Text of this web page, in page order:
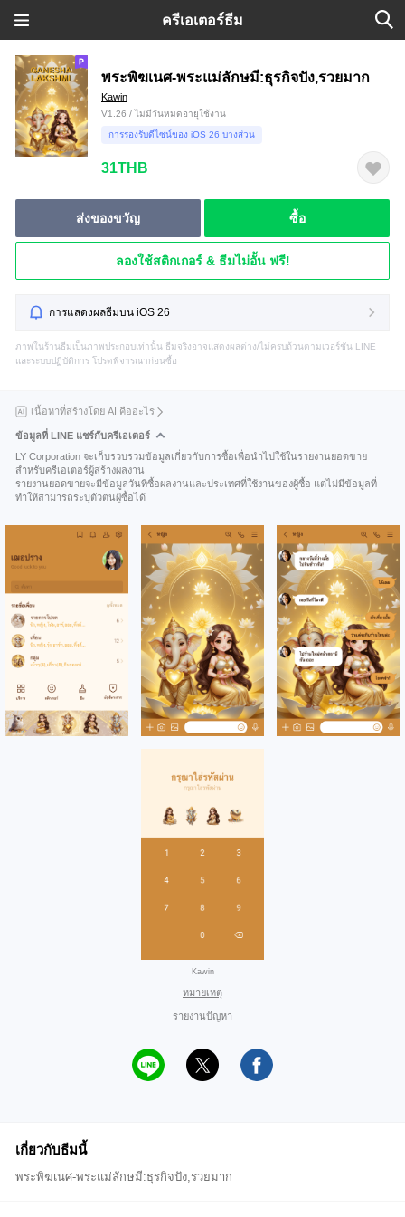
ครีเอเตอร์ธีม
พระพิฆเนศ-พระแม่ลักษมี:ธุรกิจปัง,รวยมาก
Kawin
V1.26 / ไม่มีวันหมดอายุใช้งาน
การรองรับดีไซน์ของ iOS 26 บางส่วน
31THB
ส่งของขวัญ ซื้อ
ลองใช้สติกเกอร์ & ธีมไม่อั้น ฟรี!
การแสดงผลธีมบน iOS 26
ภาพในร้านธีมเป็นภาพประกอบเท่านั้น ธีมจริงอาจแสดงผลต่าง/ไม่ครบถ้วนตามเวอร์ชัน LINE
และระบบปฏิบัติการ โปรดพิจารณาก่อนซื้อ
เนื้อหาที่สร้างโดย AI คืออะไร
ข้อมูลที่ LINE แชร์กับครีเอเตอร์
LY Corporation จะเก็บรวบรวมข้อมูลเกี่ยวกับการซื้อเพื่อนำไปใช้ในรายงานยอดขาย
สำหรับครีเอเตอร์ผู้สร้างผลงาน
รายงานยอดขายจะมีข้อมูลวันที่ซื้อผลงานและประเทศที่ใช้งานของผู้ซื้อ แต่ไม่มีข้อมูลที่
ทำให้สามารถระบุตัวตนผู้ซื้อได้
Kawin
หมายเหตุ
รายงานปัญหา
เกี่ยวกับธีมนี้
พระพิฆเนศ-พระแม่ลักษมี:ธุรกิจปัง,รวยมาก